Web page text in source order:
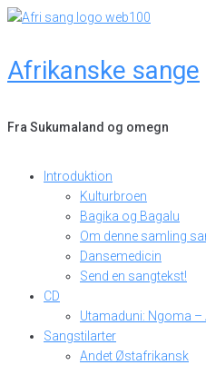
Skip
Afrikanske sange
Fra Sukumaland og omegn
Introduktion
Kulturbroen
Bagika og Bagalu
Om denne samling
Dansemedicin
Send en sangtekst!
CD
Utamaduni: Ngoma
Sangstilarter
Andet Østafrikansk